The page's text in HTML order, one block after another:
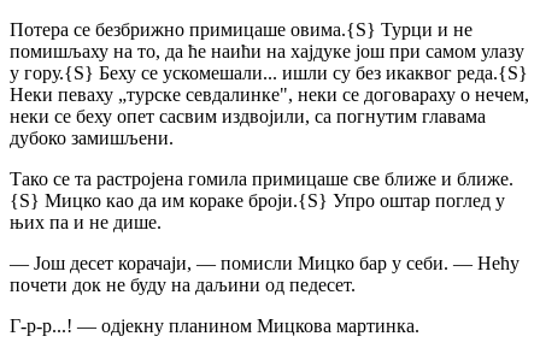
Потера се безбрижно примицаше овима.{S} Турци и не
помишљаху на то, да ће наићи на хајдуке још при самом улазу
у гору.{S} Беху се ускомешали... ишли су без икаквог реда.{S}
Неки певаху „турске севдалинке", неки се договараху о нечем,
неки се беху опет сасвим издвојили, са погнутим главама
дубоко замишљени.
Тако се та растројена гомила примицаше све ближе и ближе.
{S} Мицко као да им кораке броји.{S} Упро оштар поглед у
њих па и не дише.
— Још десет корачаји, — помисли Мицко бар у себи. — Нећу
почети док не буду на даљини од педесет.
Г-р-р...! — одјекну планином Мицкова мартинка.